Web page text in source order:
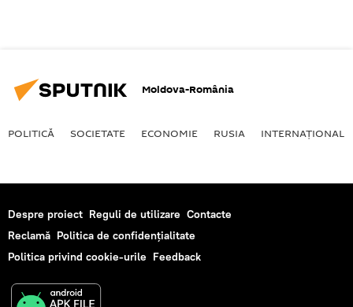
Moldova-România
POLITICĂ SOCIETATE ECONOMIE RUSIA INTERNAŢIONAL
Despre proiect Reguli de utilizare Contacte
Reclamă Politica de confidențialitate
Politica privind cookie-urile Feedback